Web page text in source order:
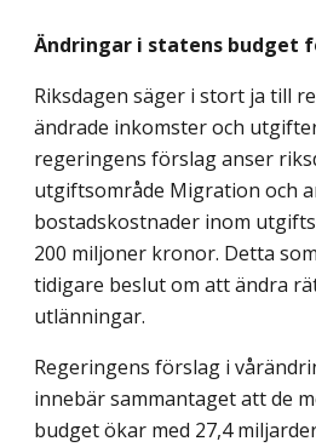
Ändringar i statens budget
Riksdagen säger i stort ja till
ändrade inkomster och
regeringens förslag anser
utgiftsområde Migration och
bostadskostnader inom
200 miljoner kronor. Detta
tidigare beslut om att ändra
utlänningar.
Regeringens förslag i
innebär sammantaget att de
budget ökar med 27,4